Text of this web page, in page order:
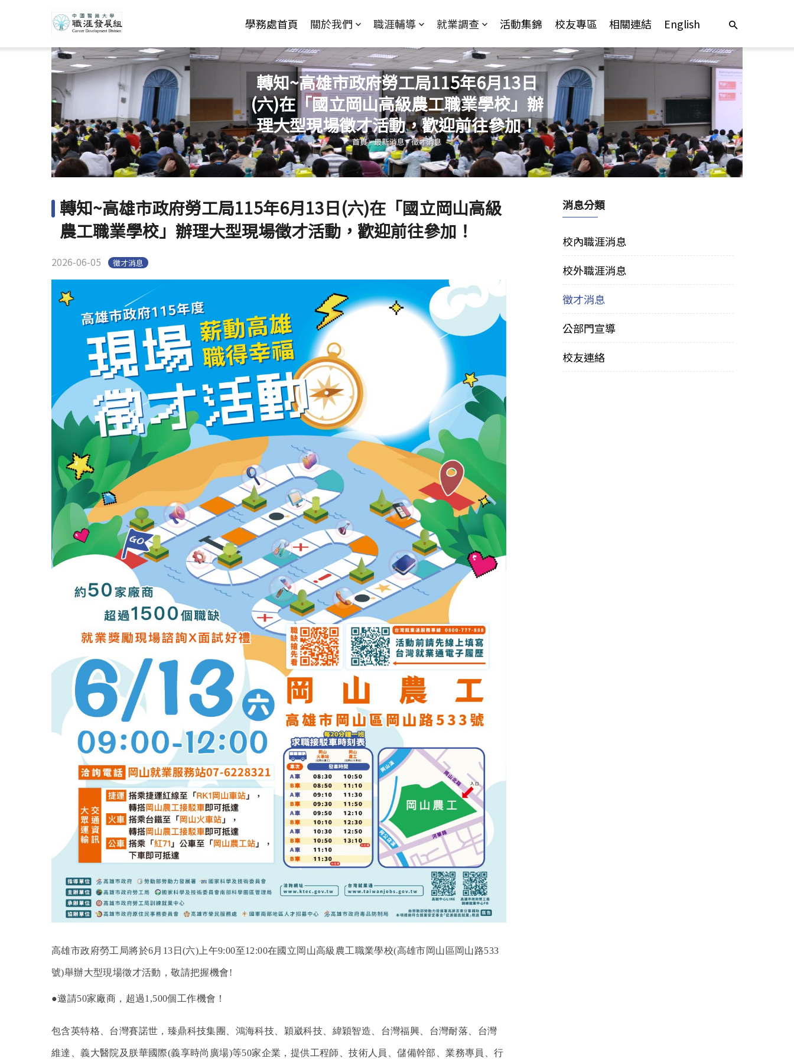
學務處首頁 關於我們 職涯輔導 就業調查 活動集錦 校友專區 相關連結 English
轉知~高雄市政府勞工局115年6月13日
(六)在「國立岡山高級農工職業學校」辦
理大型現場徵才活動，歡迎前往參加！
您在這裡
首頁-最新消息-徵才消息
轉知~高雄市政府勞工局115年6月13日(六)在「國立岡山高級
農工職業學校」辦理大型現場徵才活動，歡迎前往參加！
2026-06-05 徵才消息
高雄市政府勞工局將於6月13日(六)上午9:00至12:00在國立岡山高級農工職業學校(高雄市岡山區岡山路533
號)舉辦大型現場徵才活動，敬請把握機會!
●邀請50家廠商，超過1,500個工作機會！
包含英特格、台灣賽諾世，臻鼎科技集團、鴻海科技、穎崴科技、緯穎智造、台灣福興、台灣耐落、台灣
維達、義大醫院及朕華國際(義享時尚廣場)等50家企業，提供工程師、技術人員、儲備幹部、業務專員、行
消息分類
校內職涯消息
校外職涯消息
徵才消息
公部門宣導
校友連絡